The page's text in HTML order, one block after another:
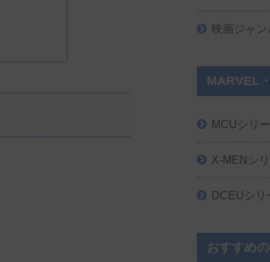
映画ジャ
MARVEL
MCUシリ
X-MENシ
DCEUシリ
おすすめ